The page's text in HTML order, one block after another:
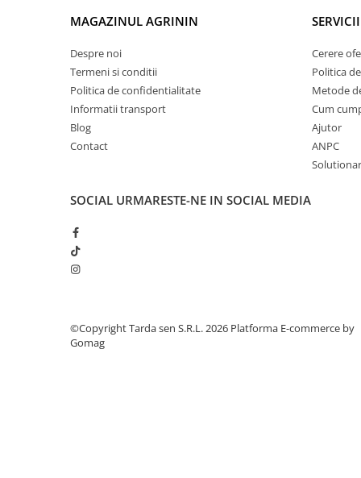
Fire motocoasa
Flexuri si Polizoare
Gresor / Decalimetru
Hranitoare/ Adapatoare
Lama motofierastrau / drujba
Lant motofierastrau / drujba
Masca de sudura & accesori
Motocoasa si consumabile /
Sape/ Cazmale/ Lopeti
MAGAZINUL AGRININ
Despre noi
Termeni si conditii
Politica de confidentialitate
Informatii transport
Blog
Contact
Cerere
Politica
Metode
Cum
Ajutor
ANPC
SOCIAL URMARESTE-NE IN SOCIAL MEDIA
©Copyright Tarda sen S.R.L. 2026 Platforma E-commerce by
Gomag